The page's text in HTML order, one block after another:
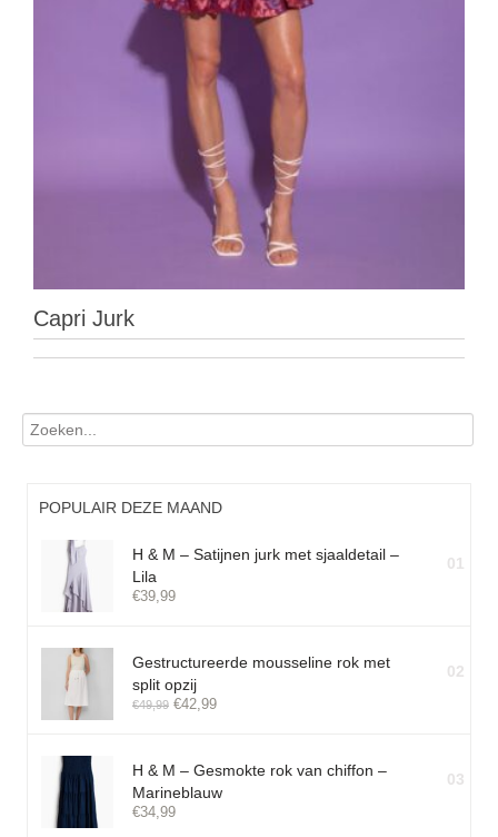
Capri Jurk
POPULAIR DEZE MAAND
H & M – Satijnen jurk met sjaaldetail –
Lila
€39,99
01
Gestructureerde mousseline rok met
split opzij
€49,99 €42,99
02
H & M – Gesmokte rok van chiffon –
Marineblauw
€34,99
03